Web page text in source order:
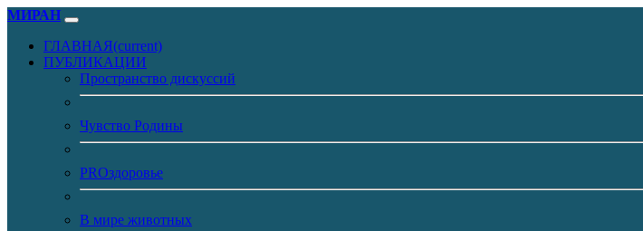
МИРАН
ГЛАВНАЯ(current)
ПУБЛИКАЦИИ
Пространство дискуссий
Чувство Родины
PROздоровье
В мире животных